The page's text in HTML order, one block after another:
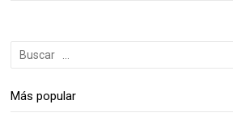
Más popular